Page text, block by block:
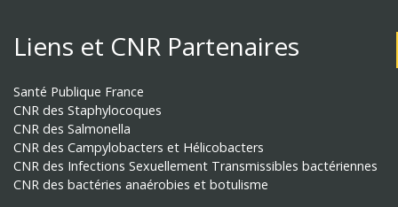
Liens et CNR Partenaires
Santé Publique France
CNR des Staphylocoques
CNR des Salmonella
CNR des Campylobacters et Hélicobacters
CNR des Infections Sexuellement Transmissibles bactériennes
CNR des bactéries anaérobies et botulisme